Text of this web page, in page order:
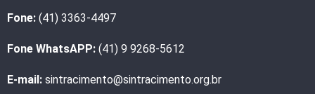
Fone: (41) 3363-4497
Fone WhatsAPP: (41) 9 9268-5612
E-mail: sintracimento@sintracimento.org.br